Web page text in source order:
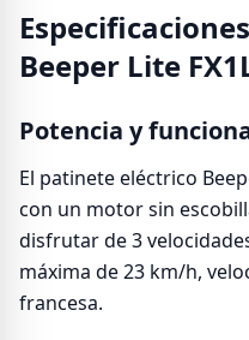
Beeper Lite
Potencia y
El patinete eléctrico
con un motor sin
disfrutar de 3
máxima de 23 km/h,
francesa.